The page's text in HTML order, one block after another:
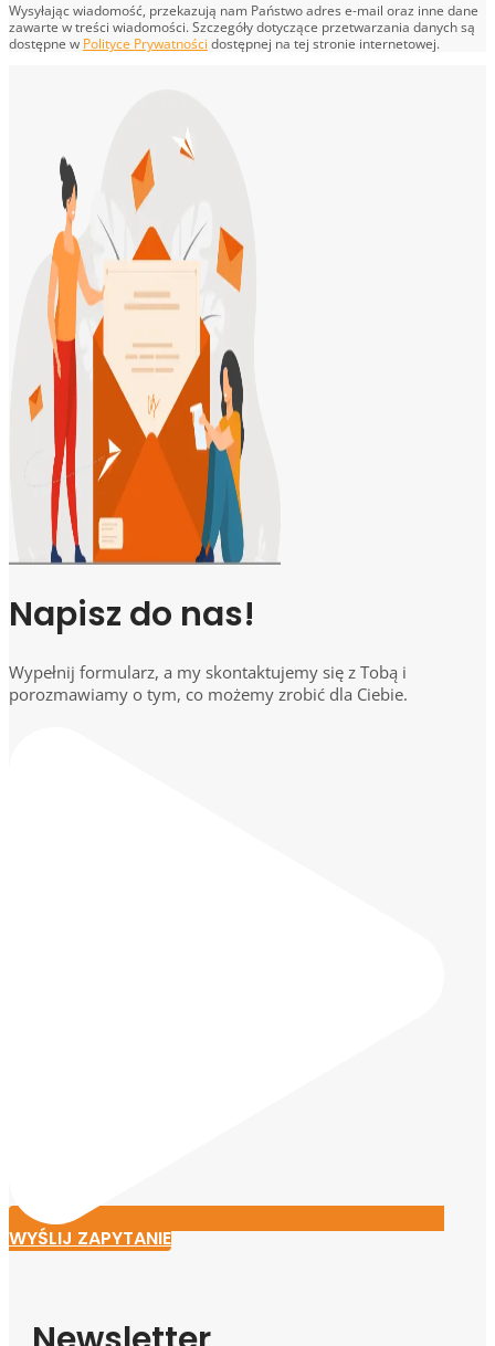
Wysyłając wiadomość, przekazują nam Państwo adres e-mail oraz inne dane
zawarte w treści wiadomości. Szczegóły dotyczące przetwarzania danych są
dostępne w Polityce Prywatności dostępnej na tej stronie internetowej.
Napisz do nas!
Wypełnij formularz, a my skontaktujemy się z Tobą i
porozmawiamy o tym, co możemy zrobić dla Ciebie.
WYŚLIJ ZAPYTANIE